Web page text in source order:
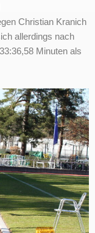
Christian Kranich
allerdings nach
Minuten als